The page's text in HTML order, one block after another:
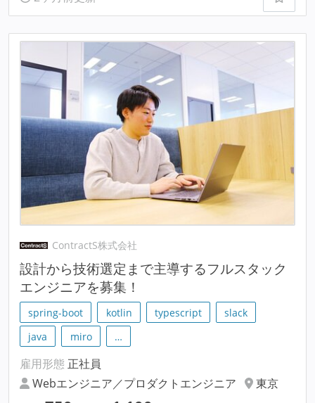
ContractS株式会社
設計から技術選定まで主導するフルスタック
エンジニアを募集！
spring-boot kotlin typescript
slack
java
miro …
雇用形態 正社員
Webエンジニア／プロダクトエンジニア
東京